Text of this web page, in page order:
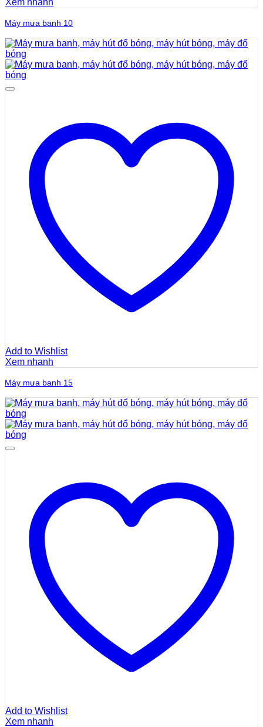
Máy mưa banh 10
Add to Wishlist
Xem nhanh
Máy mưa banh 15
Add to Wishlist
Xem nhanh